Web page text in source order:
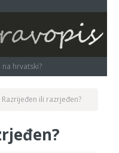
hrvatski?
Razrijeđen ili razrjeđen?